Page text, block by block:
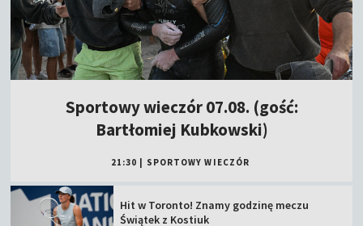
Sportowy wieczór 07.08. (gość:
Bartłomiej Kubkowski)
21:30 SPORTOWY WIECZÓR
Hit w Toronto! Znamy godzinę meczu
Świątek z Kostiuk